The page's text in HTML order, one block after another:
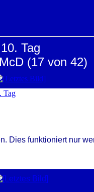
Tag
(17 von 42)
funktioniert nur